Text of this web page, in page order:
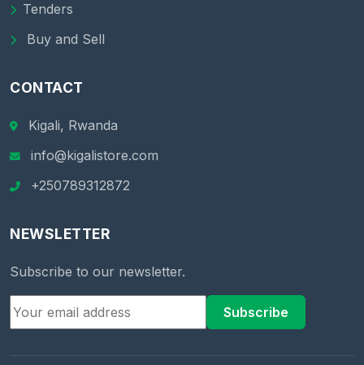
Tenders
Buy and Sell
CONTACT
Kigali, Rwanda
info@kigalistore.com
+250789312872
NEWSLETTER
Subscribe to our newsletter.
Subscribe